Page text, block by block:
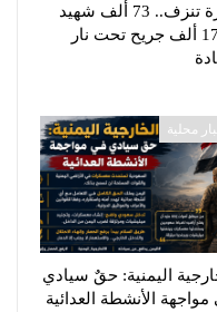
غزة تنزف.. 73 ألف شهيد
و174 ألف جريح تحت نار
محلية
اليمنية: حقٌ سيادي
الأنشطة العدائية